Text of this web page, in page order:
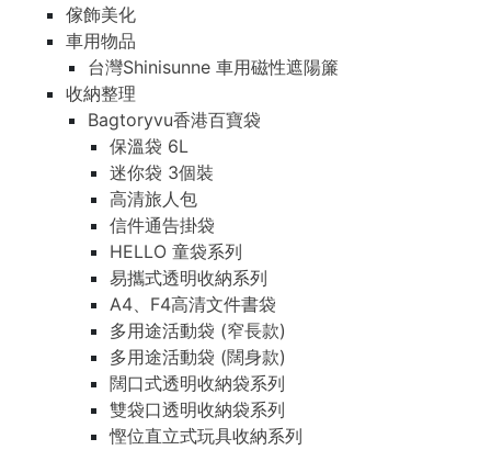
傢飾美化
車用物品
台灣Shinisunne 車用磁性遮陽簾
收納整理
Bagtoryvu香港百寶袋
保溫袋 6L
迷你袋 3個裝
高清旅人包
信件通告掛袋
HELLO 童袋系列
易攜式透明收納系列
A4、F4高清文件書袋
多用途活動袋 (窄長款)
多用途活動袋 (闊身款)
闊口式透明收納袋系列
雙袋口透明收納袋系列
慳位直立式玩具收納系列